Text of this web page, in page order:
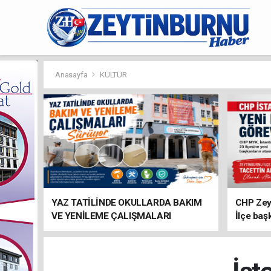
Anasayfa KÜLTÜR
YAZ TATİLİNDE OKULLARDA BAKIM
VE YENİLEME ÇALIŞMALARI
SÜRÜYOR
CHP
İlçe
atandı